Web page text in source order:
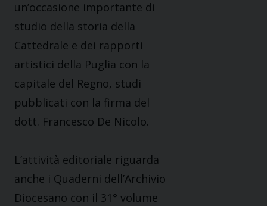
un’occasione importante di
studio della storia della
Cattedrale e dei rapporti
artistici della Puglia con la
capitale del Regno, studi
pubblicati con la firma del
dott. Francesco De Nicolo.
L’attività editoriale riguarda
anche i Quaderni dell’Archivio
Diocesano con il 31° volume